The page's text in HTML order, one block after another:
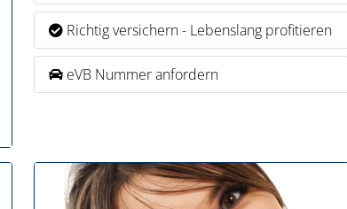
Richtig versichern - Lebenslang profitieren
eVB Nummer anfordern